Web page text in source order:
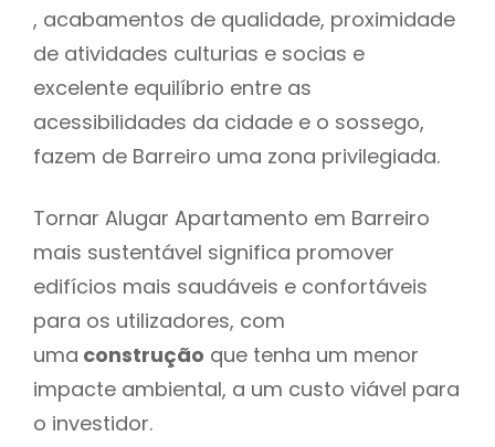
, acabamentos de qualidade, proximidade
de atividades culturias e socias e
excelente equilíbrio entre as
acessibilidades da cidade e o sossego,
fazem de Barreiro uma zona privilegiada.
Tornar Alugar Apartamento em Barreiro
mais sustentável significa promover
edifícios mais saudáveis e confortáveis
para os utilizadores, com
uma construção que tenha um menor
impacte ambiental, a um custo viável para
o investidor.